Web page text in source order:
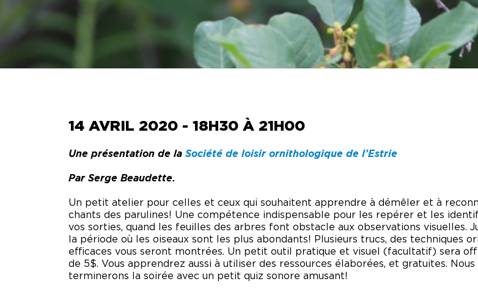
VIRTUELLES
VISITE DES COULISSES
TECHNIQUES DE
CONSERVATION
PHOTOS DE
SUZANNE
RÉSERVE
VISITE DES
COULISSES
14 AVRIL 2020 - 18H30 À 21H00
Une présentation de la Société de loisir ornithologique de l’Estrie
Par Serge Beaudette.
Un petit atelier pour celles et ceux qui souhaitent apprendre à démêler et à
chants des parulines! Une compétence indispensable pour les repérer et les
vos sorties, quand les feuilles des arbres font obstacle aux observations visuelles.
la période où les oiseaux sont les plus abondants! Plusieurs trucs, des techniques
efficaces vous seront montrées. Un petit outil pratique et visuel (facultatif) sera
de 5$. Vous apprendrez aussi à utiliser des ressources élaborées, et gratuites. Nous
terminerons la soirée avec un petit quiz sonore amusant!